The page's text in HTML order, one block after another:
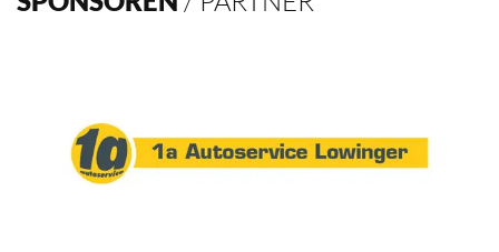
Deutscher Pokalsieger
1998, 2012, 2013, 2016